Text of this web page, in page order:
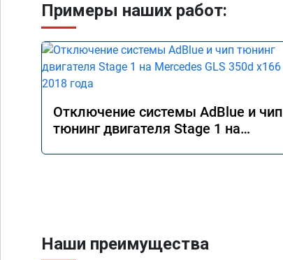
Примеры наших работ:
Отключение системы AdBlue и чип
тюнинг двигателя Stage 1 на
Наши преимущества